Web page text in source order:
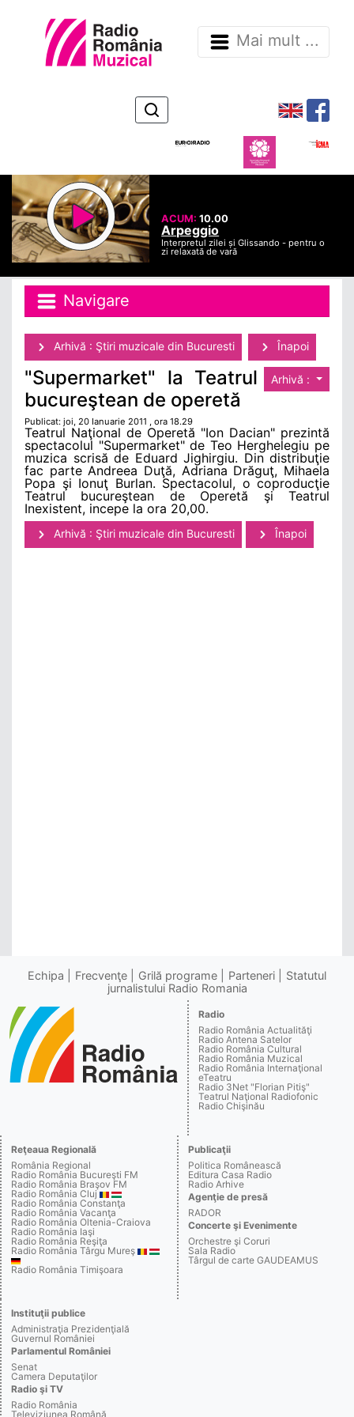
Mai mult ...
ACUM:10.00
Arpeggio
Interpretul zilei și Glissando - pentru o
zi relaxată de vară
Navigare
Arhivă : Ştiri muzicale din Bucuresti Înapoi
Arhivă :
"Supermarket" la Teatrul
bucureştean de operetă
Publicat: joi, 20 Ianuarie 2011 , ora 18.29
Teatrul Naţional de Operetă "Ion Dacian" prezintă
spectacolul "Supermarket" de Teo Herghelegiu pe
muzica scrisă de Eduard Jighirgiu. Din distribuţie
fac parte Andreea Duţă, Adriana Drăguţ, Mihaela
Popa şi Ionuţ Burlan. Spectacolul, o coproducţie
Teatrul bucureştean de Operetă şi Teatrul
Inexistent, incepe la ora 20,00.
Arhivă : Ştiri muzicale din Bucuresti Înapoi
Echipa Frecvenţe Grilă programe Parteneri
Statutul
jurnalistului Radio Romania
Radio
Radio România Actualităţi
Radio Antena Satelor
Radio România Cultural
Radio România Muzical
Radio România Internaţional
eTeatru
Radio 3Net "Florian Pitiş"
Teatrul Naţional Radiofonic
Radio Chişinău
Reţeaua Regională
România Regional
Radio România Bucureşti FM
Radio România Braşov FM
Radio România Cluj
Radio România Constanţa
Radio România Vacanţa
Radio România Oltenia-Craiova
Radio România Iaşi
Radio România Reşiţa
Radio România Târgu Mureş
Radio România Timişoara
Publicaţii
Politica Românească
Editura Casa Radio
Radio Arhive
Agenţie de presă
RADOR
Concerte şi Evenimente
Orchestre şi Coruri
Sala Radio
Târgul de carte GAUDEAMUS
Instituţii publice
Administraţia Prezidenţială
Guvernul României
Parlamentul României
Senat
Camera Deputaţilor
Radio şi TV
Radio România
Televiziunea Română